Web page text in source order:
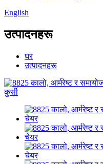
English
उत्पादनहरू
घर
उत्पादनहरू